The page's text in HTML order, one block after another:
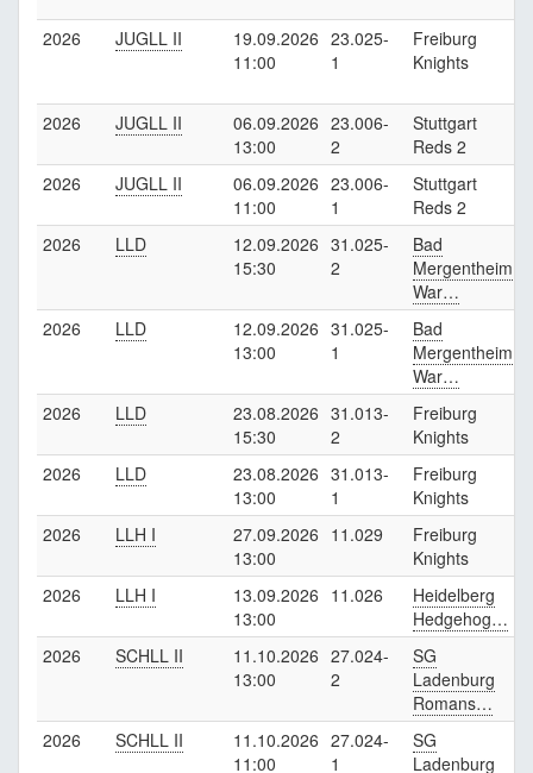
2026
JUGLL II
19.09.2026
11:00
23.025-
1
Freiburg
Knights
2026
JUGLL II
06.09.2026
13:00
23.006-
2
Stuttgart
Reds 2
2026
JUGLL II
06.09.2026
11:00
23.006-
1
Stuttgart
Reds 2
2026
LLD
12.09.2026
15:30
31.025-
2
Bad
Mergentheim
War…
2026 LLD
12.09.2026
13:00
31.025-
1
Bad
Mergentheim
War…
2026 LLD
23.08.2026
15:30
31.013-
2
Freiburg
Knights
2026
LLD
23.08.2026
13:00
31.013-
1
Freiburg
Knights
2026
LLH I
27.09.2026
13:00
11.029
Freiburg
Knights
2026
LLH I
13.09.2026
13:00
11.026
Heidelberg
Hedgehog…
2026
SCHLL II
11.10.2026
13:00
27.024-
2
SG
Ladenburg
Romans…
2026 SCHLL II
11.10.2026
11:00
27.024-
1
SG
Ladenburg